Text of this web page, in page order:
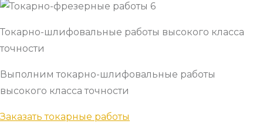
Токарно-шлифовальные работы высокого класса
точности
Выполним токарно-шлифовальные работы
высокого класса точности
Заказать токарные работы